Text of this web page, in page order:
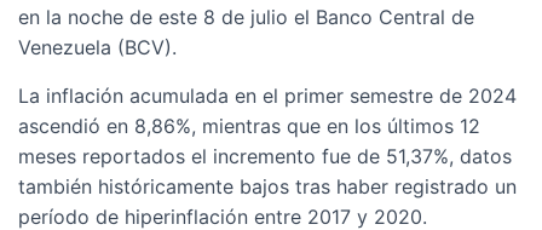
en la noche de este 8 de julio el Banco Central de
Venezuela (BCV).
La inflación acumulada en el primer semestre de 2024
ascendió en 8,86%, mientras que en los últimos 12
meses reportados el incremento fue de 51,37%, datos
también históricamente bajos tras haber registrado un
período de hiperinflación entre 2017 y 2020.